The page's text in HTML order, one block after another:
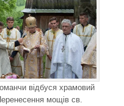
відбуся храмовий
мощів св.